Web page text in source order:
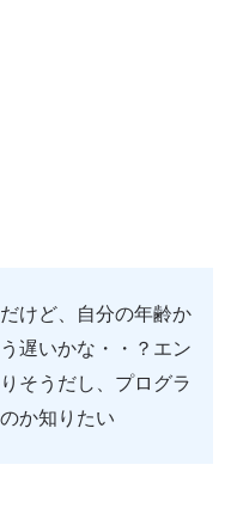
けど、自分の年齢か
遅いかな・・？エン
そうだし、プログラ
か知りたい